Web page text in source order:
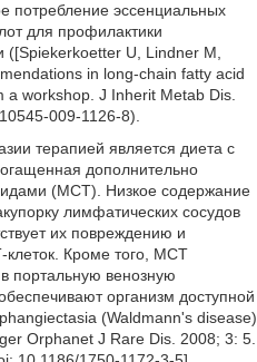
потребление эссенциальных
для профилактики
([Spiekerkoetter U, Lindner M,
in long-chain fatty acid
workshop. J Inherit Metab Dis.
009-1126-8).
терапией является диета с
дополнительно
(МСТ). Низкое содержание
лимфатических сосудов
их повреждению и
Кроме того, МСТ
портальную венозную
организм доступной
(Waldmann's disease)
Orphanet J Rare Dis. 2008; 3: 5.